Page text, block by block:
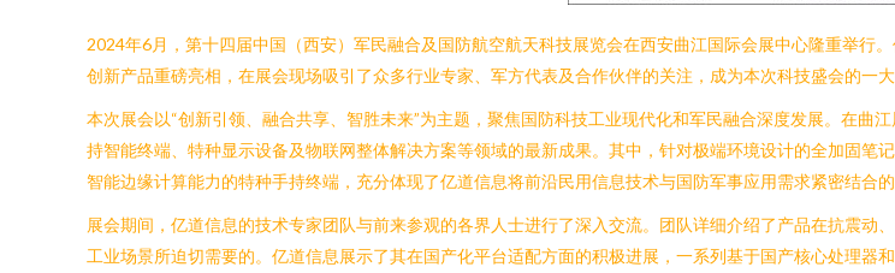
2024年6月，第十四届中国（西安）军民融合及国防航空航天科技展览会在西安曲江国际会展中心隆重举行
创新产品重磅亮相，在展会现场吸引了众多行业专家、军方代表及合作伙伴的关注，成为本次科技盛会的一大
本次展会以“创新引领、融合共享、智胜未来”为主题，聚焦国防科技工业现代化和军民融合深度发展。在
持智能终端、特种显示设备及物联网整体解决方案等领域的最新成果。其中，针对极端环境设计的全加固
智能边缘计算能力的特种手持终端，充分体现了亿道信息将前沿民用信息技术与国防军事应用需求紧密结合的
展会期间，亿道信息的技术专家团队与前来参观的各界人士进行了深入交流。团队详细介绍了产品在抗震
工业场景所迫切需要的。亿道信息展示了其在国产化平台适配方面的积极进展，一系列基于国产核心处理